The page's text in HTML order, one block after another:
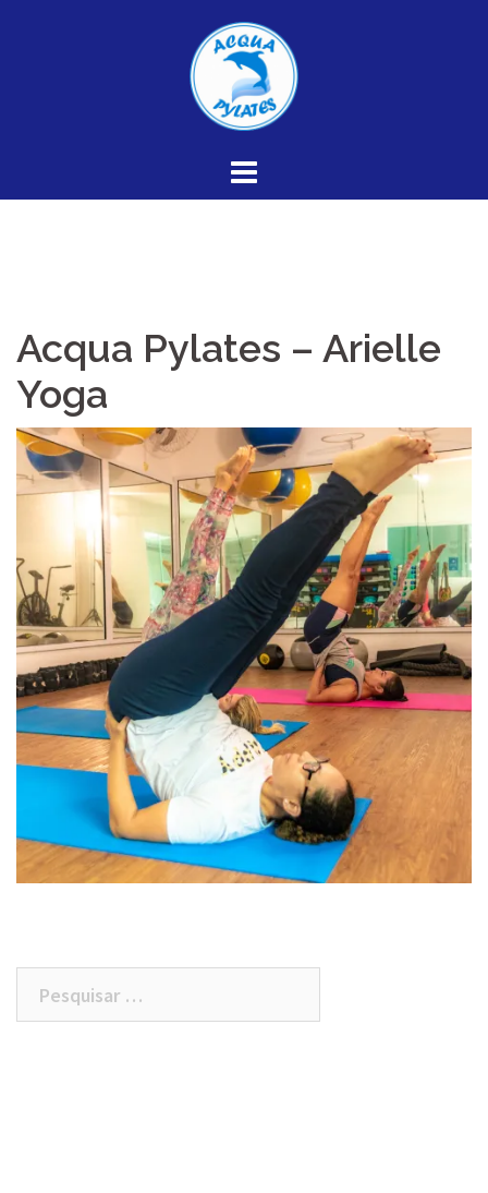
Acqua Pylates – Arielle
Yoga
Pesquisar
por: